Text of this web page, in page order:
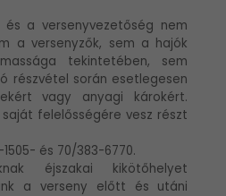
és a versenyvezetőség nem
a versenyzők, sem a hajók
tekintetében, sem
részvétel során esetlegesen
vagy anyagi károkért.
felelősségére vesz részt
és 70/383-6770.
éjszakai kikötőhelyet
a verseny előtt és utáni